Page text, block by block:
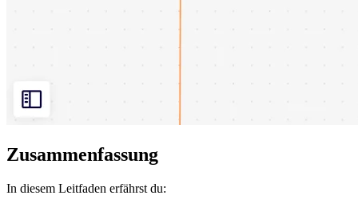
Zusammenfassung
In diesem Leitfaden erfährst du: